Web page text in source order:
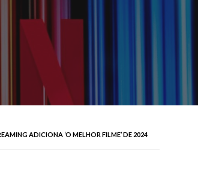
ADICIONA ‘O MELHOR FILME’ DE 2024